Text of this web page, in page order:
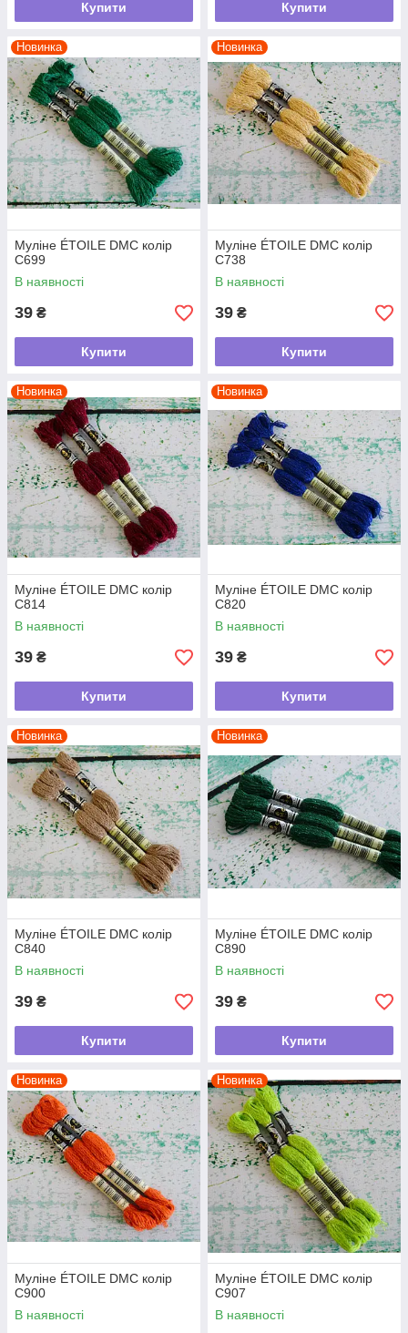
Купити Купити
Новинка
Муліне ÉTOILE DMC колір
C699
В наявності
39 ₴
Купити
Новинка
Муліне ÉTOILE DMC колір
C738
В наявності
39 ₴
Купити
Новинка
Муліне ÉTOILE DMC колір
C814
В наявності
39 ₴
Купити
Новинка
Муліне ÉTOILE DMC колір
C820
В наявності
39 ₴
Купити
Новинка
Муліне ÉTOILE DMC колір
C840
В наявності
39 ₴
Купити
Новинка
Муліне ÉTOILE DMC колір
C890
В наявності
39 ₴
Купити
Новинка
Муліне ÉTOILE DMC колір
C900
В наявності
Новинка
Муліне ÉTOILE DMC колір
C907
В наявності